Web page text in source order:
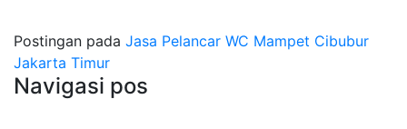
Postingan pada Jasa Pelancar WC Mampet Cibubur
Jakarta Timur
Navigasi pos